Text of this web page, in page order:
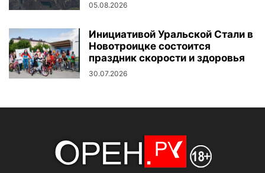
05.08.2026
Инициативой Уральской Стали в
Новотроицке состоится
праздник скорости и здоровья
30.07.2026